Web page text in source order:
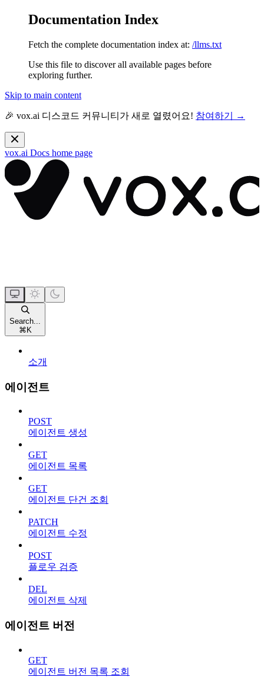
Documentation Index
Fetch the complete documentation index at: /llms.txt
Use this file to discover all available pages before
exploring further.
Skip to main content
🎉 vox.ai 디스코드 커뮤니티가 새로 열렸어요! 참여하기 →
vox.ai Docs home page
Search...
⌘ K
소개
에이전트
POST
에이전트 생성
GET
에이전트 목록
GET
에이전트 단건 조회
PATCH
에이전트 수정
POST
플로우 검증
DEL
에이전트 삭제
에이전트 버전
GET
에이전트 버전 목록 조회